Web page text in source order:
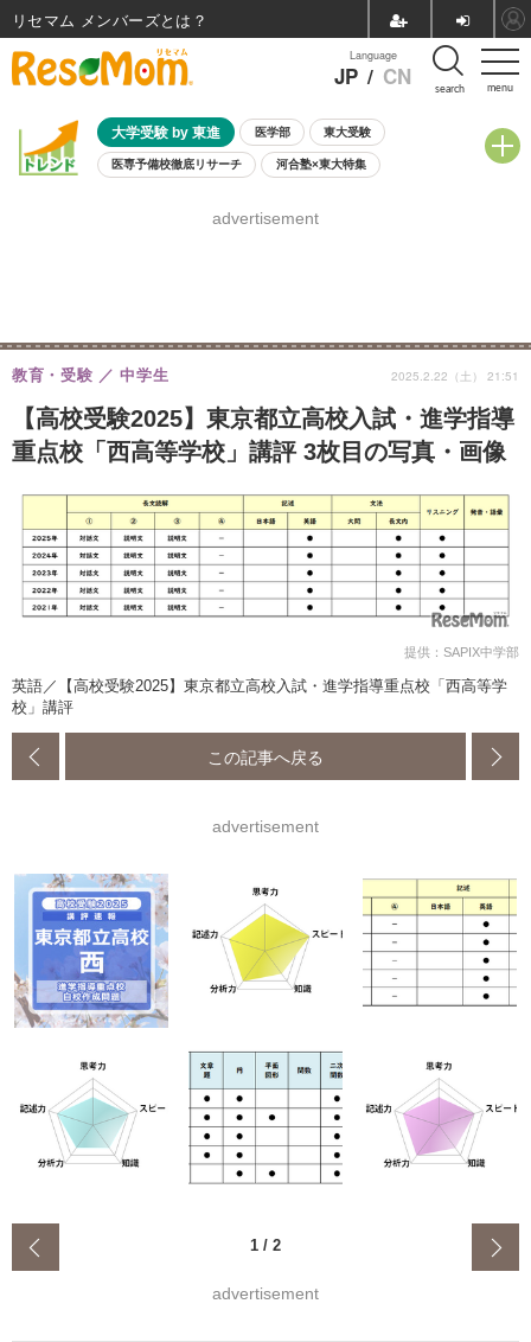
menu
Language
JP / CN search
大学受験 by 東進 医学部 東大受験
医専予備校徹底リサーチ 河合塾×東大特集
8月開催学校説明会・相談会
advertisement
【高校受験2025】東京都立高校入試・進学指導
重点校「西高等学校」講評 3枚目の写真・画像
教育・受験 中学生 2025.2.22（土） 21:51
提供：SAPIX中学部
英語／【高校受験2025】東京都立高校入試・進学指導重点校「西高等学
校」講評
この記事へ戻る
advertisement
1 / 2
advertisement
リセマム メンバーズ